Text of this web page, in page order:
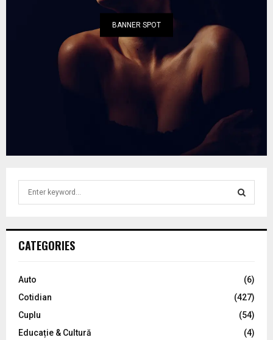
BANNER SPOT
h
o
:
C
CATEGORIES
Auto
(6)
Cotidian
(427)
Cuplu
(54)
Educație & Cultură
(4)